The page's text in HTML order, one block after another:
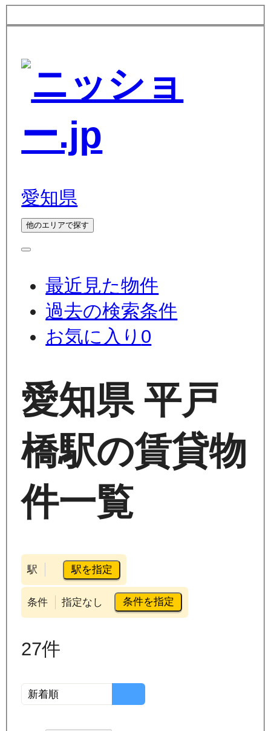
愛知県
他のエリアで探す
最近見た物件
過去の検索条件
お気に入り 0
愛知県 平戸
橋駅の賃貸物
件一覧
駅 駅を指定
条件 指定なし 条件を指定
27件